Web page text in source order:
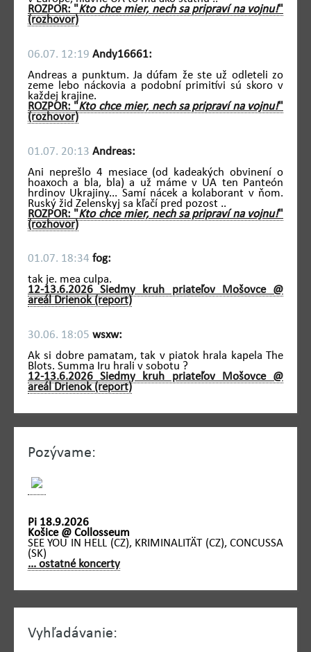
ROZPOR: "Kto chce mier, nech sa pripraví na vojnu!"
(rozhovor)
06.07. 12:19 Andy16661:
Andreas a punktum. Ja dúfam že ste už odleteli zo
zeme lebo náckovia a podobní primitívi sú skoro v
každej krajine.
ROZPOR: "Kto chce mier, nech sa pripraví na vojnu!"
(rozhovor)
01.07. 20:13 Andreas:
Ani neprešlo 4 mesiace (od kadeakých obvinení o
hoaxoch a bla, bla) a už máme v UA ten Panteón
hrdinov Ukrajiny... Samí nácek a kolaborant v ňom.
Ruský žid Zelenskyj sa kľačí pred pozost ..
ROZPOR: "Kto chce mier, nech sa pripraví na vojnu!"
(rozhovor)
01.07. 18:34 fog:
tak je. mea culpa.
12-13.6.2026 Siedmy kruh priateľov Mošovce @
areál Drienok (report)
30.06. 18:05 wsxw:
Ak si dobre pamatam, tak v piatok hrala kapela The
Blots. Summa Iru hrali v sobotu ?
12-13.6.2026 Siedmy kruh priateľov Mošovce @
areál Drienok (report)
Pozývame:
Pi 18.9.2026
Košice @ Collosseum
SEE YOU IN HELL (CZ), KRIMINALITÄT (CZ), CONCUSSA
(SK)
... ostatné koncerty
Vyhľadávanie: